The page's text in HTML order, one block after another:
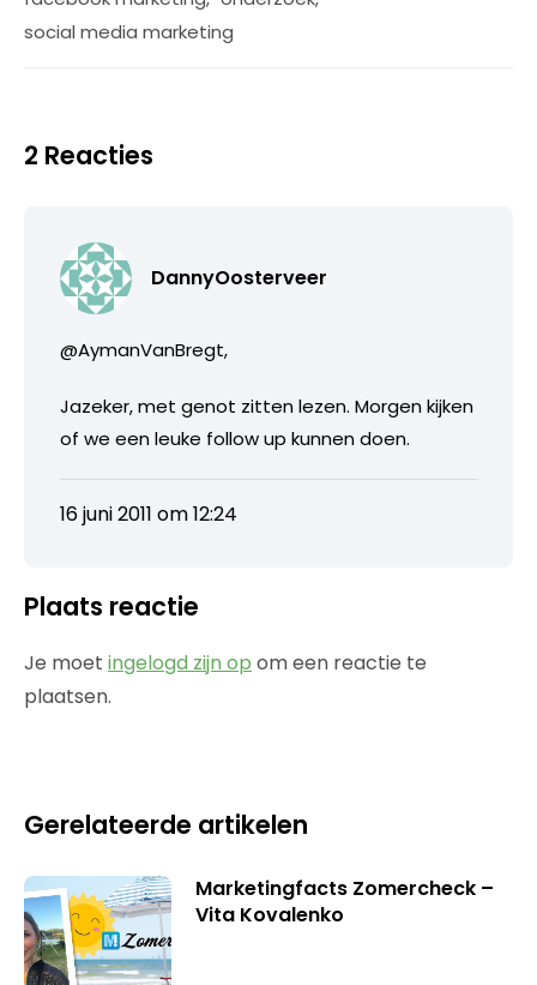
social media marketing
2 Reacties
DannyOosterveer
@AymanVanBregt,
Jazeker, met genot zitten lezen. Morgen kijken
of we een leuke follow up kunnen doen.
16 juni 2011 om 12:24
Plaats reactie
Je moet ingelogd zijn op om een reactie te
plaatsen.
Gerelateerde artikelen
Marketingfacts Zomercheck –
Vita Kovalenko